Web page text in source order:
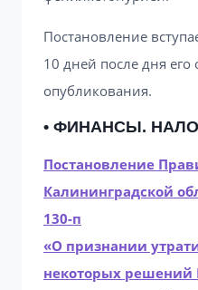
Постановление
10 дней после дня
опубликования.
• ФИНАНСЫ.
Постановление
Калининградской
130-п
«О признании
некоторых решений